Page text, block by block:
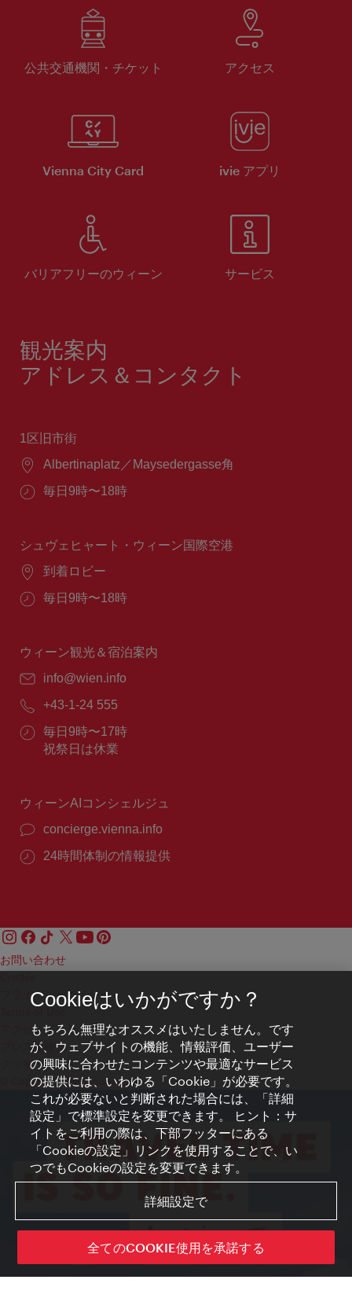
公共交通機関・チケット アクセス
Vienna City Card ivie アプリ
バリアフリーのウィーン サービス
観光案内
アドレス＆コンタクト
1区旧市街
場
Albertinaplatz／Maysedergasse角
営
間：
毎日9時〜18時
シュヴェヒャート・ウィーン国際空港
場
到着ロビー
営
間：
毎日9時〜18時
ウィーン観光＆宿泊案内
E
ー
ル：
info@wien.info
電
番
号：
+43-1-24 555
営
業
毎日9時〜17時
祝祭日は休業
ウィーンAIコンシェルジュ
concierge.vienna.info
24時間体制の情報提供
お問い合わせ
プライバシーポリシー
アクセシビリティ
プレス連絡先
クッキーの設定
© Copyright WienTourismus
Cookieはいかがですか？
もちろん無理なオススメはいたしません。です
が、ウェブサイトの機能、情報評価、ユーザー
の興味に合わせたコンテンツや最適なサービス
の提供には、いわゆる「Cookie」が必要です。
これが必要ないと判断された場合には、「詳細
設定」で標準設定を変更できます。 ヒント：サ
イトをご利用の際は、下部フッターにある
「Cookieの設定」リンクを使用することで、い
つでもCookieの設定を変更できます。
詳細設定で
全てのCOOKIE使用を承諾する